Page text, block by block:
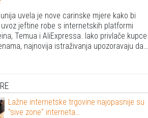
uvela je nove carinske mjere kako bi
uvoz jeftine robe s internetskih platformi
Temua i AliExpressa. Iako privlače kupce
najnovija istraživanja upozoravaju da…
Lažne internetske trgovine najopasnije su
"sive zone" interneta…